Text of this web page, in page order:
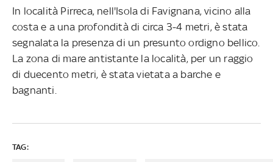
In località Pirreca, nell'Isola di Favignana, vicino alla
costa e a una profondità di circa 3-4 metri, è stata
segnalata la presenza di un presunto ordigno bellico.
La zona di mare antistante la località, per un raggio
di duecento metri, è stata vietata a barche e
bagnanti.
TAG: